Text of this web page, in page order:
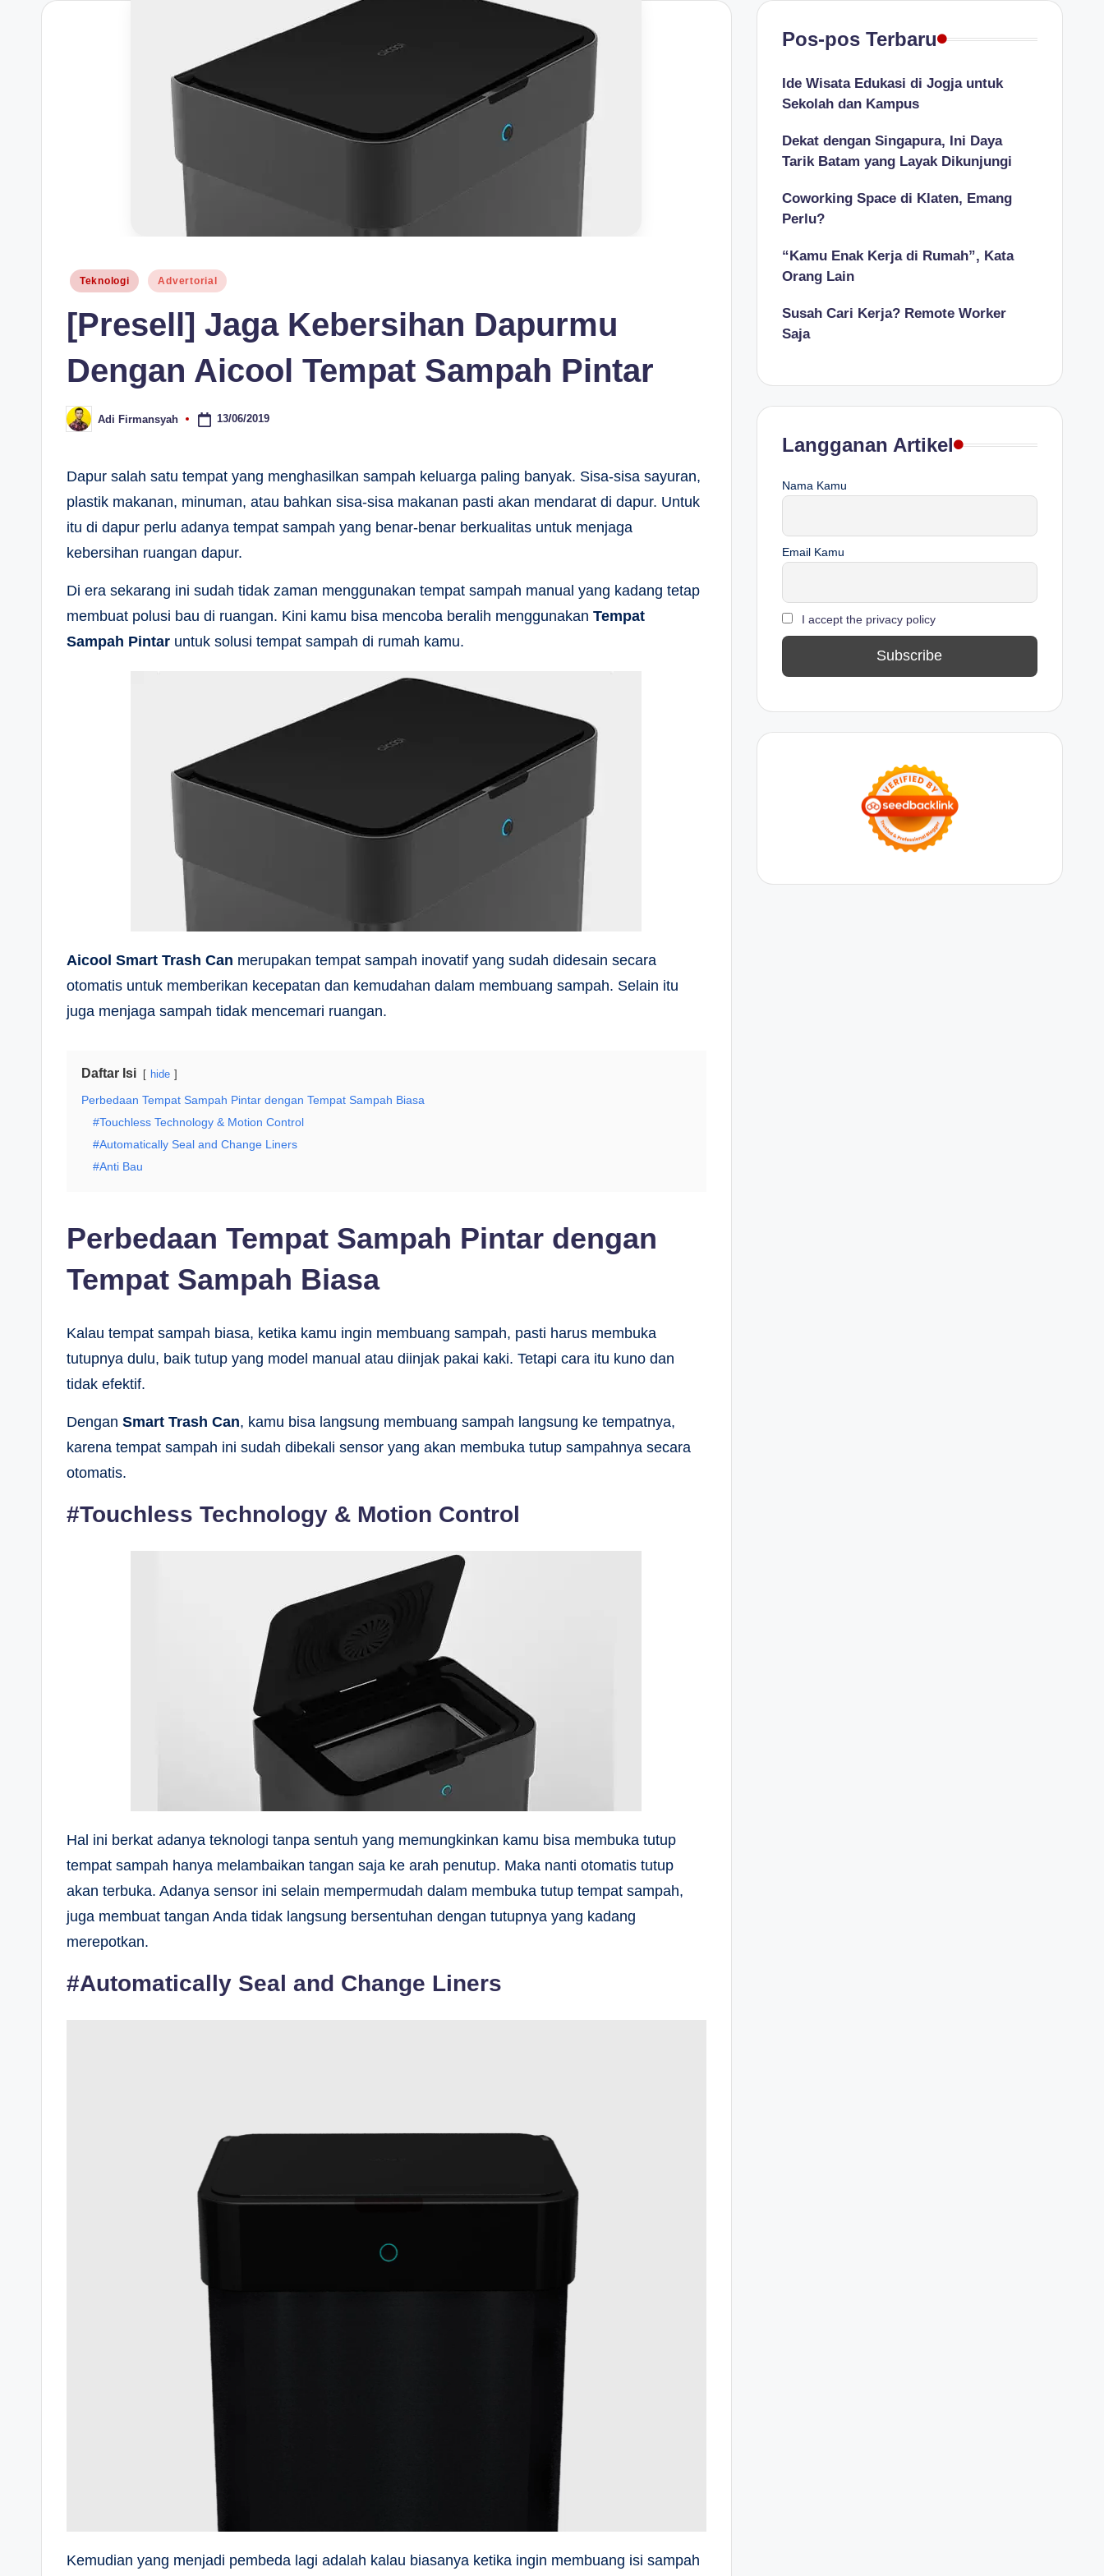
Posted
Teknologi Advertorial
[Presell] Jaga Kebersihan Dapurmu
Dengan Aicool Tempat Sampah Pintar
Posted
by
Adi Firmansyah 13/06/2019
Dapur salah satu tempat yang menghasilkan sampah keluarga paling banyak. Sisa-sisa sayuran,
plastik makanan, minuman, atau bahkan sisa-sisa makanan pasti akan mendarat di dapur. Untuk
itu di dapur perlu adanya tempat sampah yang benar-benar berkualitas untuk menjaga
kebersihan ruangan dapur.
Di era sekarang ini sudah tidak zaman menggunakan tempat sampah manual yang kadang tetap
membuat polusi bau di ruangan. Kini kamu bisa mencoba beralih menggunakan Tempat
Sampah Pintar untuk solusi tempat sampah di rumah kamu.
Aicool Smart Trash Can merupakan tempat sampah inovatif yang sudah didesain secara
otomatis untuk memberikan kecepatan dan kemudahan dalam membuang sampah. Selain itu
juga menjaga sampah tidak mencemari ruangan.
Daftar Isi hide
Perbedaan Tempat Sampah Pintar dengan Tempat Sampah Biasa
#Touchless Technology & Motion Control
#Automatically Seal and Change Liners
#Anti Bau
Perbedaan Tempat Sampah Pintar dengan
Tempat Sampah Biasa
Kalau tempat sampah biasa, ketika kamu ingin membuang sampah, pasti harus membuka
tutupnya dulu, baik tutup yang model manual atau diinjak pakai kaki. Tetapi cara itu kuno dan
tidak efektif.
Dengan Smart Trash Can, kamu bisa langsung membuang sampah langsung ke tempatnya,
karena tempat sampah ini sudah dibekali sensor yang akan membuka tutup sampahnya secara
otomatis.
#Touchless Technology & Motion Control
Hal ini berkat adanya teknologi tanpa sentuh yang memungkinkan kamu bisa membuka tutup
tempat sampah hanya melambaikan tangan saja ke arah penutup. Maka nanti otomatis tutup
akan terbuka. Adanya sensor ini selain mempermudah dalam membuka tutup tempat sampah,
juga membuat tangan Anda tidak langsung bersentuhan dengan tutupnya yang kadang
merepotkan.
#Automatically Seal and Change Liners
Kemudian yang menjadi pembeda lagi adalah kalau biasanya ketika ingin membuang isi sampah
Pos-pos Terbaru
Ide Wisata Edukasi di Jogja untuk
Sekolah dan Kampus
Dekat dengan Singapura, Ini Daya
Tarik Batam yang Layak Dikunjungi
Coworking Space di Klaten, Emang
Perlu?
“Kamu Enak Kerja di Rumah”, Kata
Orang Lain
Susah Cari Kerja? Remote Worker
Saja
Langganan Artikel
Nama Kamu
Email Kamu
I accept the privacy policy